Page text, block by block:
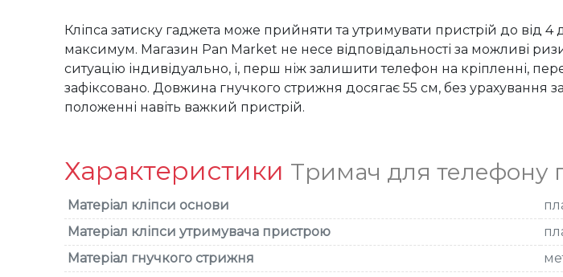
Кліпса затиску гаджета може прийняти та утримувати пристрій до від 4
максимум. Магазин Pan Market не несе відповідальності за можливі
ситуацію індивідуально, і, перш ніж залишити телефон на кріпленні,
зафіксовано. Довжина гнучкого стрижня досягає 55 см, без урахування
положенні навіть важкий пристрій.
Характеристики Тримач для телефону
Матеріал кліпси основи
Матеріал кліпси утримувача пристрою
Матеріал гнучкого стрижня